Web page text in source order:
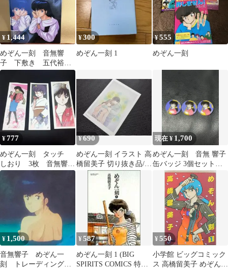
¥ 1,444
めぞん一刻 音無響
子 下敷き 五代裕作
＆音無響子
¥300
めぞん一刻 1
¥555
めぞん一刻
¥777
めぞん一刻 タッチ
しおり 3枚 音無響
子 浅倉南
¥690
めぞん一刻 イラスト 高
橋留美子 切り抜き品/音
無響子 五代裕作
現在 ¥ 1,700
めぞん一刻 音無 響子
缶バッジ 3個セット
未使用
¥ 1,500
音無響子 めぞん一
刻 トレーディングカ
¥587
めぞん一刻 1 (BIG
SPIRITS COMICS 特製
¥550
小学館 ビッグコミック
ス 高橋留美子 めぞん一